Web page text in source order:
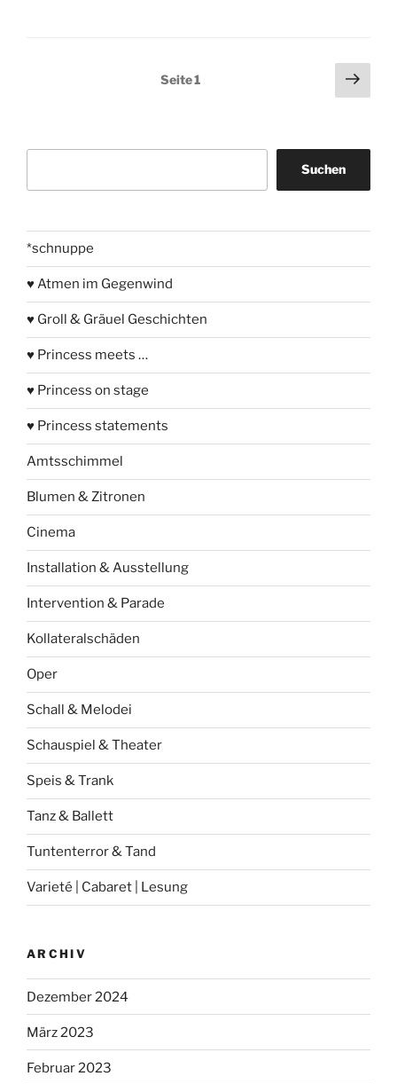
Seitennummerierung
Seite1
Suchen
*schnuppe
♥ Atmen im Gegenwind
♥ Groll & Gräuel Geschichten
♥ Princess meets …
♥ Princess on stage
♥ Princess statements
Amtsschimmel
Blumen & Zitronen
Cinema
Installation & Ausstellung
Intervention & Parade
Kollateralschäden
Oper
Schall & Melodei
Schauspiel & Theater
Speis & Trank
Tanz & Ballett
Tuntenterror & Tand
Varieté | Cabaret | Lesung
ARCHIV
Dezember 2024
März 2023
Februar 2023